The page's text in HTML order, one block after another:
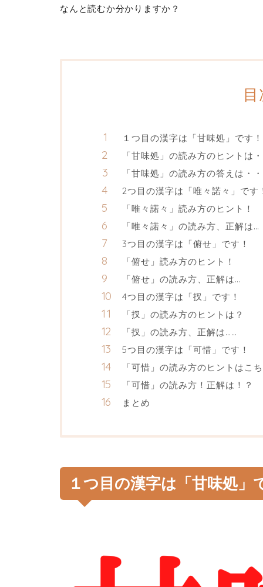
なんと読むか分かりますか？
目
１つ目の漢字は「甘味処」です！
「甘味処」の読み方のヒントは
「甘味処」の読み方の答えは・・
2つ目の漢字は「唯々諾々」です
「唯々諾々」読み方のヒント！
「唯々諾々」の読み方、正解は…
3つ目の漢字は「俯せ」です！
「俯せ」読み方のヒント！
「俯せ」の読み方、正解は…
4つ目の漢字は「扠」です！
「扠」の読み方のヒントは？
「扠」の読み方、正解は……
5つ目の漢字は「可惜」です！
「可惜」の読み方のヒントはこ
「可惜」の読み方！正解は！？
まとめ
１つ目の漢字は「甘味処」